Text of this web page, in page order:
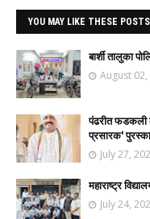
YOU MAY LIKE THESE POSTS
बार्शी तालुका
August
पंढरीत फडकली
प्रसारक'
July 27,
महाराष्ट्र
July 24,